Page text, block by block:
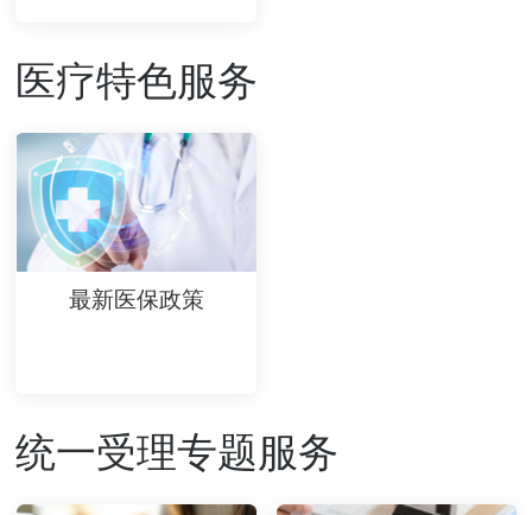
医疗特色服务
最新医保政策
统一受理专题服务